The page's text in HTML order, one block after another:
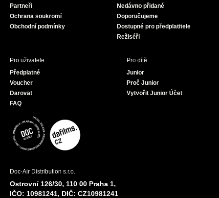
Partneři
Ochrana soukromí
Obchodní podmínky
Nedávno přidané
Doporučujeme
Dostupné pro předplatitele
Režiséři
Pro uživatele
Předplatné
Voucher
Darovat
FAQ
Pro dítě
Junior
Proč Junior
Vytvořit Junior Účet
Doc-Air Distribution s.r.o.
Ostrovní 126/30, 110 00 Praha 1,
IČO: 10981241, DIČ: CZ10981241